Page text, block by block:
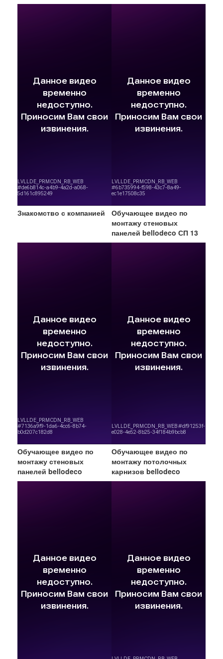
Знакомство с компанией
Обучающее видео по
монтажу стеновых
панелей bellodeco СП 13
Обучающее видео по
монтажу стеновых
панелей bellodeco
Обучающее видео по
монтажу потолочных
карнизов bellodeco